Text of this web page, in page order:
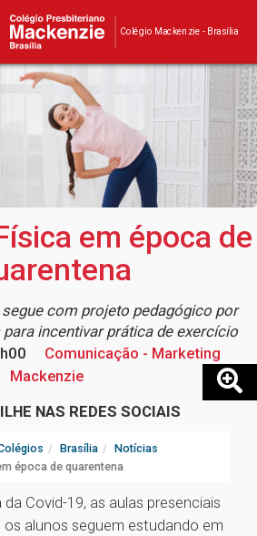
Colégio Mackenzie - Brasília
em época de
com projeto pedagógico por
incentivar prática de exercício
Comunicação - Marketing
Mackenzie
NAS REDES SOCIAIS
Brasília
Notícias
época de quarentena
Covid-19, as aulas presenciais
alunos seguem estudando em